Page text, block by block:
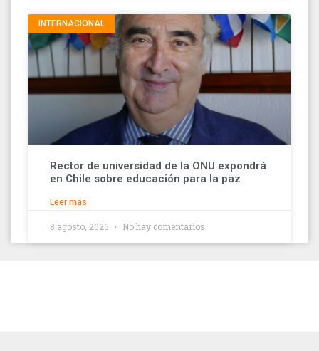
INTERNACIONAL
Rector de universidad de la ONU expondrá
en Chile sobre educación para la paz
Leer más
8 agosto, 2026 No hay comentarios